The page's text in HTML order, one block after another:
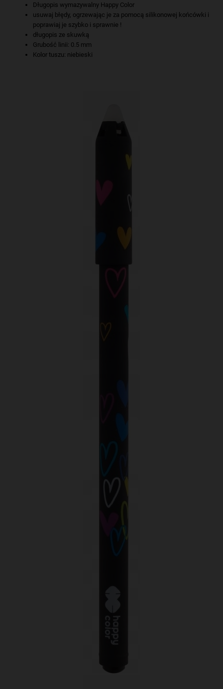
Długopis wymazywalny Happy Color
usuwaj błędy, ogrzewając je za pomocą silikonowej końcówki i
poprawiaj je szybko i sprawnie !
długopis ze skuwką
Grubość linii: 0.5 mm
Kolor tuszu: niebieski